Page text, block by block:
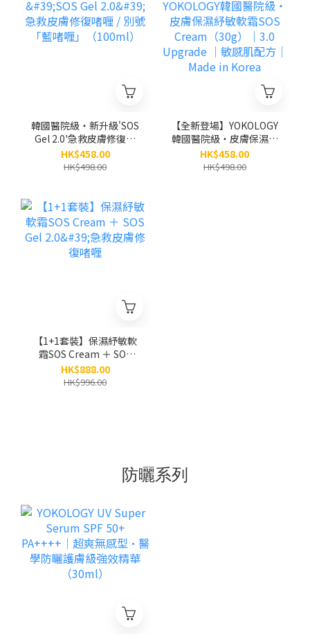
韓國醫院級‧新升級'SOS
Gel 2.0'急救皮膚修復啫
喱 / 別號「藍啫喱」
（100ml）
HK$458.00
HK$498.00
【全新登場】YOKOLOGY
韓國醫院級‧皮膚保濕紓
敏軟霜SOS
Cream（30g）｜3.0
HK$458.00
HK$498.00
【1+1套裝】保濕紓敏軟
霜SOS Cream ＋ SOS
Gel 2.0'急救皮膚修復啫
喱
HK$888.00
HK$996.00
防曬系列